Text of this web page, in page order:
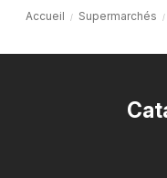
Accueil Supermarchés